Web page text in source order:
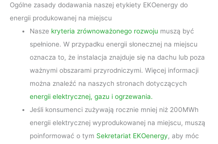
Ogólne zasady dodawania naszej etykiety EKOenergy do
energii produkowanej na miejscu
Nasze kryteria zrównoważonego rozwoju muszą być
spełnione. W przypadku energii słonecznej na miejscu
oznacza to, że instalacja znajduje się na dachu lub poza
ważnymi obszarami przyrodniczymi. Więcej informacji
można znaleźć na naszych stronach dotyczących
energii elektrycznej, gazu i ogrzewania.
Jeśli konsumenci zużywają rocznie mniej niż 200MWh
energii elektrycznej wyprodukowanej na miejscu, muszą
poinformować o tym Sekretariat EKOenergy, aby móc